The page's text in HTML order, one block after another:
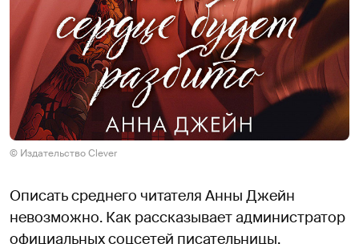
© Издательство Clever
Описать среднего читателя Анны Джейн
невозможно. Как рассказывает администратор
официальных соцсетей писательницы,